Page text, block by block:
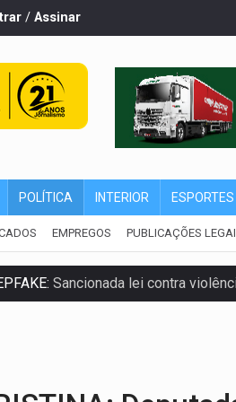
/ Assinar
POLÍTICA INTERIOR ESPORTES
EMPREGOS PUBLICAÇÕES
Sancionada lei contra
Amazônia Negra ganha